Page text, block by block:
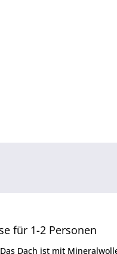
für 1-2 Personen
Dach ist mit